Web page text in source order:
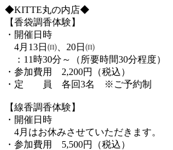
◆KITTE丸の内店◆
【香袋調香体験】
・開催日時
4月13日㈰、20日㈰
：11時30分～（所要時間30分程度）
・参加費用 2,200円（税込）
・定 員 各回3名 ※ご予約制
【線香調香体験】
・開催日時
4月はお休みさせていただきます。
・参加費用 5,500円（税込）